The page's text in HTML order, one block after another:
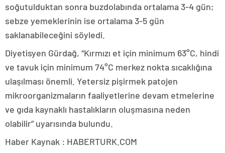
soğutulduktan sonra buzdolabında ortalama 3-4 gün;
sebze yemeklerinin ise ortalama 3-5 gün
saklanabileceğini söyledi.
Diyetisyen Gürdağ, “Kırmızı et için minimum 63°C, hindi
ve tavuk için minimum 74°C merkez nokta sıcaklığına
ulaşılması önemli. Yetersiz pişirmek patojen
mikroorganizmaların faaliyetlerine devam etmelerine
ve gıda kaynaklı hastalıkların oluşmasına neden
olabilir” uyarısında bulundu.
Haber Kaynak : HABERTURK.COM